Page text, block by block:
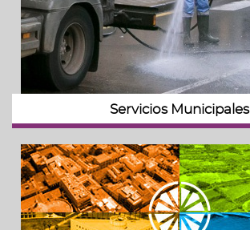
Servicios Municipales